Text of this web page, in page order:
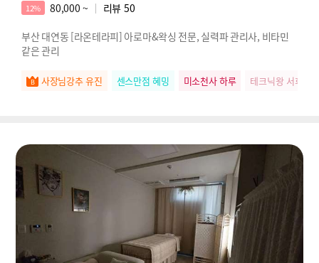
12% 80,000 ~ 리뷰 50
부산 대연동 [라온테라피] 아로마&왁싱 전문, 실력파 관리사, 비타민
같은 관리
사장님강추 유진 센스만점 혜밍 미소천사 하루 테크닉왕 서희